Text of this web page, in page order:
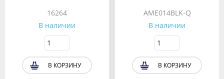
16264
В наличии
В КОРЗИНУ
AME014BLK-Q
В наличии
В КОРЗИНУ